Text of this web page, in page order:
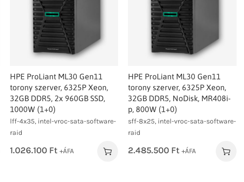
HPE ProLiant ML30 Gen11
torony szerver, 6325P Xeon,
32GB DDR5, 2x 960GB SSD,
1000W (1+0)
lff-4x35, intel-vroc-sata-software-
raid
1.026.100 Ft +ÁFA
HPE ProLiant ML30 Gen11
torony szerver, 6325P Xeon,
32GB DDR5, NoDisk, MR408i-
p, 800W (1+0)
sff-8x25, intel-vroc-sata-software-
raid
2.485.500 Ft +ÁFA